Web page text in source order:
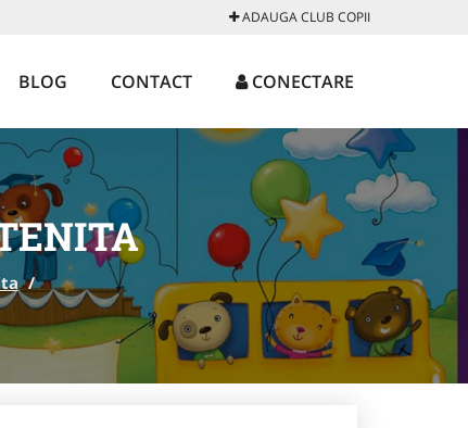
ADAUGA CLUB COPII
BLOG CONTACT CONECTARE
/